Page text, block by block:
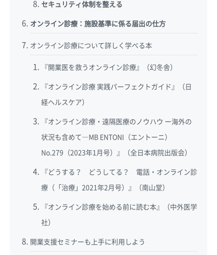
セキュリティ体制を整える
オンライン診療：施設基準に係る届出の仕方
オンライン診療について詳しく学べる本
『開業医を救うオンライン診療』（幻冬舎）
『オンライン診療 実践パーフェクトガイド』（日
経ヘルスケア）
『オンライン診療・遠隔医療のノウハウ ー海外の
状況も含めて―MB ENTONI（エントーニ）
No.279（2023年1月号）』（全日本病院出版会）
『どうする？ どうしてる？ 電話・オンライン診
療（「治療」2021年2月号）』（南山堂）
『オンライン診療を始める前に読む本』（中外医学
社）
開業支援セミナーも上手に利用しよう